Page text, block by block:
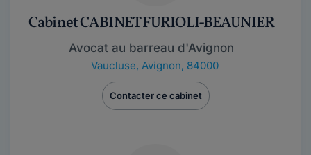
Cabinet CABINET FURIOLI-BEAUNIER
Avocat au barreau d'Avignon
Vaucluse, Avignon, 84000
Contacter ce cabinet